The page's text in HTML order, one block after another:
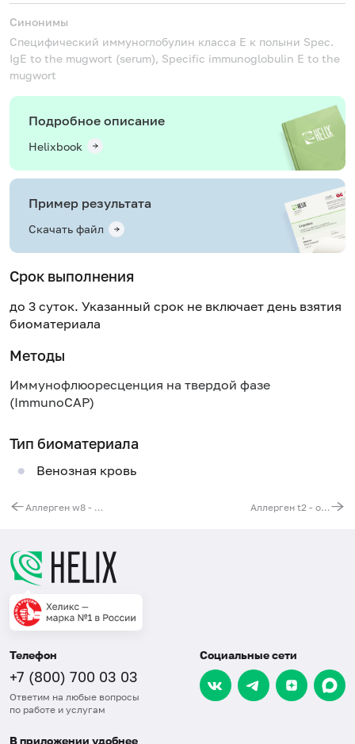
Синонимы
Специфический иммуноглобулин класса Е к полыни Spec.
IgE to the mugwort (serum), Specific immunoglobulin E to the
mugwort
Подробное описание
Helixbook
Пример результата
Скачать файл
Срок выполнения
до 3 суток. Указанный срок не включает день взятия
биоматериала
Методы
Иммунофлюоресценция на твердой фазе
(ImmunoCAP)
Тип биоматериала
Венозная кровь
Аллерген w8 - одуванчик, IgE (ImmunoCAP) Аллерген t2 - ольха серая, IgE (ImmunoCAP)
Телефон
+7 (800) 700 03 03
Ответим на любые вопросы
по работе и услугам
Социальные сети
В приложении удобнее